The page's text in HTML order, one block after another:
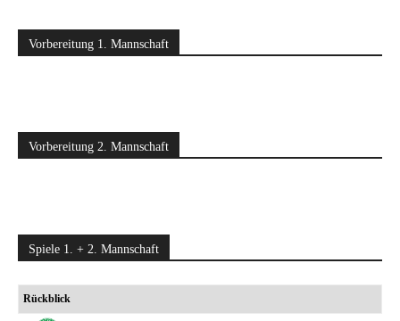
Vorbereitung 1. Mannschaft
Vorbereitung 2. Mannschaft
Spiele 1. + 2. Mannschaft
Rückblick